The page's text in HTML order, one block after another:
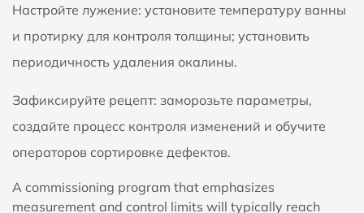
Настройте лужение: установите температуру ванны
и протирку для контроля толщины; установить
периодичность удаления окалины.
Зафиксируйте рецепт: заморозьте параметры,
создайте процесс контроля изменений и обучите
операторов сортировке дефектов.
А commissioning program that emphasizes
measurement and control limits will typically reach